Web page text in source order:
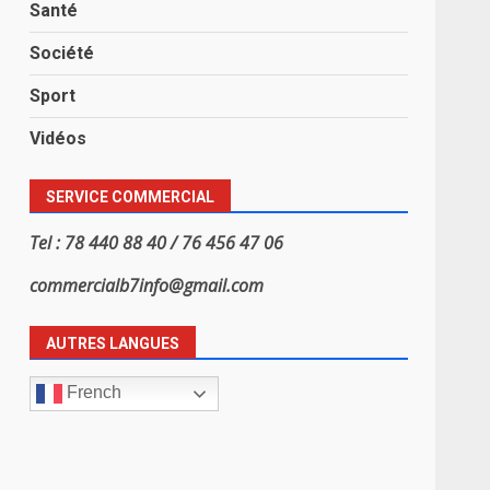
Santé
Société
Sport
Vidéos
SERVICE COMMERCIAL
Tel : 78 440 88 40 / 76 456 47 06
commercialb7info@gmail.com
AUTRES LANGUES
French